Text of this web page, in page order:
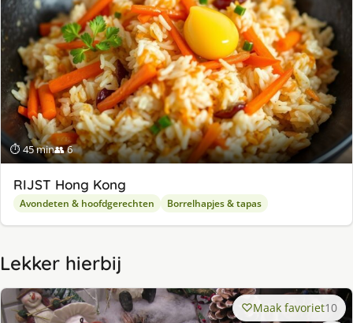
⏱ 45 min👥 6
RIJST Hong Kong
Avondeten & hoofdgerechten Borrelhapjes & tapas
Lekker hierbij
Maak favoriet10